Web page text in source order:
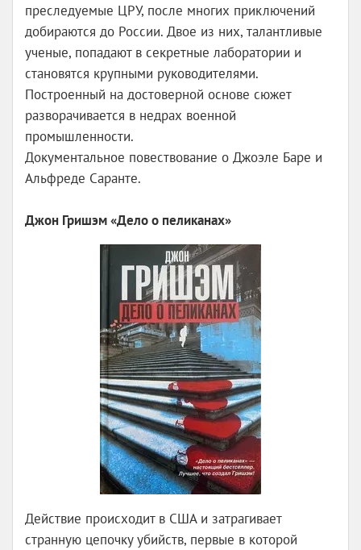
преследуемые ЦРУ, после многих приключений
добираются до России. Двое из них, талантливые
ученые, попадают в секретные лаборатории и
становятся крупными руководителями.
Построенный на достоверной основе сюжет
разворачивается в недрах военной
промышленности.
Документальное повествование о Джоэле Баре и
Альфреде Саранте.
Джон Гришэм «Дело о пеликанах»
Действие происходит в США и затрагивает
странную цепочку убийств, первые в которой